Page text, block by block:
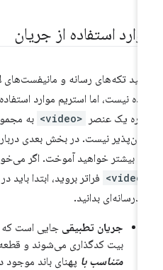
استفاده از جریان
تکه‌های رسانه و مانیفست‌های
نیست، اما استریم موارد استفاده
یک عنصر <video>
به
نیست. در بخش بعدی درباره
بیشتر خواهید آموخت. اگر
فراتر بروید، ابتدا باید در
بدانید.
جریان تطبیقی​​جایی است که
بیت کدگذاری می‌شوند و قطعه
متناسب باپهنای باند موجود در